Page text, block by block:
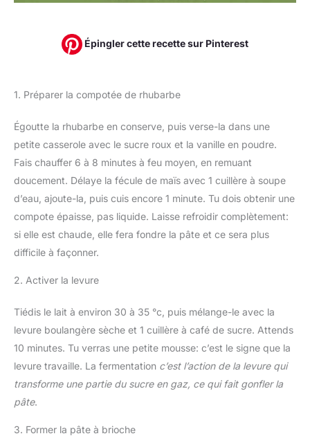
Épingler cette recette sur Pinterest
1. Préparer la compotée de rhubarbe
Égoutte la rhubarbe en conserve, puis verse-la dans une
petite casserole avec le sucre roux et la vanille en poudre.
Fais chauffer 6 à 8 minutes à feu moyen, en remuant
doucement. Délaye la fécule de maïs avec 1 cuillère à soupe
d’eau, ajoute-la, puis cuis encore 1 minute. Tu dois obtenir une
compote épaisse, pas liquide. Laisse refroidir complètement:
si elle est chaude, elle fera fondre la pâte et ce sera plus
difficile à façonner.
2. Activer la levure
Tiédis le lait à environ 30 à 35 °c, puis mélange-le avec la
levure boulangère sèche et 1 cuillère à café de sucre. Attends
10 minutes. Tu verras une petite mousse: c’est le signe que la
levure travaille. La fermentation c’est l’action de la levure qui
transforme une partie du sucre en gaz, ce qui fait gonfler la
pâte.
3. Former la pâte à brioche